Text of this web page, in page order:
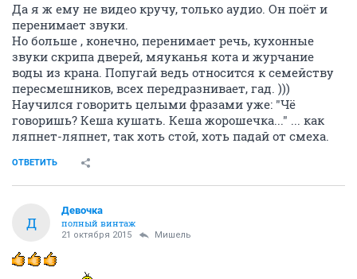
Да я ж ему не видео кручу, только аудио. Он поёт и
перенимает звуки.
Но больше , конечно, перенимает речь, кухонные
звуки скрипа дверей, мяуканья кота и журчание
воды из крана. Попугай ведь относится к семейству
пересмешников, всех передразнивает, гад. )))
Научился говорить целыми фразами уже: "Чё
говоришь? Кеша кушать. Кеша жорошечка..." ... как
ляпнет-ляпнет, так хоть стой, хоть падай от смеха.
ОТВЕТИТЬ
Д
Девочка
полный винтаж
21 октября 2015 Мишель